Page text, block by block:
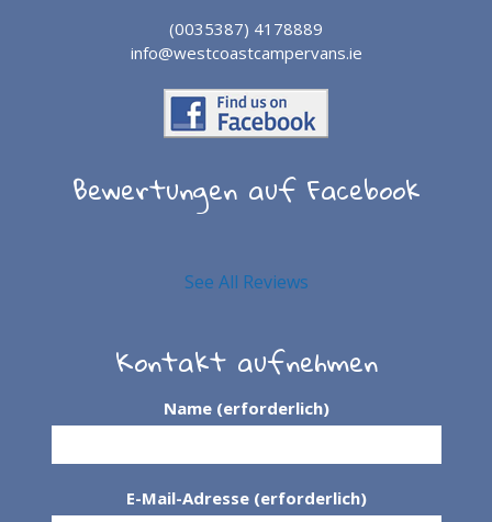
(0035387) 4178889
info@westcoastcampervans.ie
Bewertungen auf Facebook
See All Reviews
Kontakt aufnehmen
Name (erforderlich)
E-Mail-Adresse (erforderlich)